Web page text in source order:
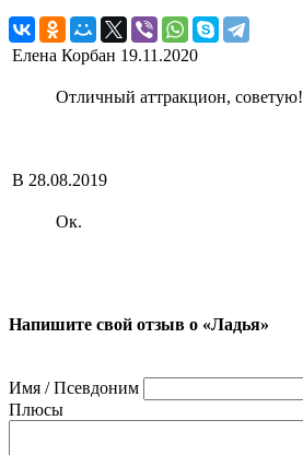
Елена Корбан 19.11.2020
Отличный аттракцион, советую!
В 28.08.2019
Ок.
Напишите свой отзыв о «Ладья»
Имя / Псевдоним
Плюсы